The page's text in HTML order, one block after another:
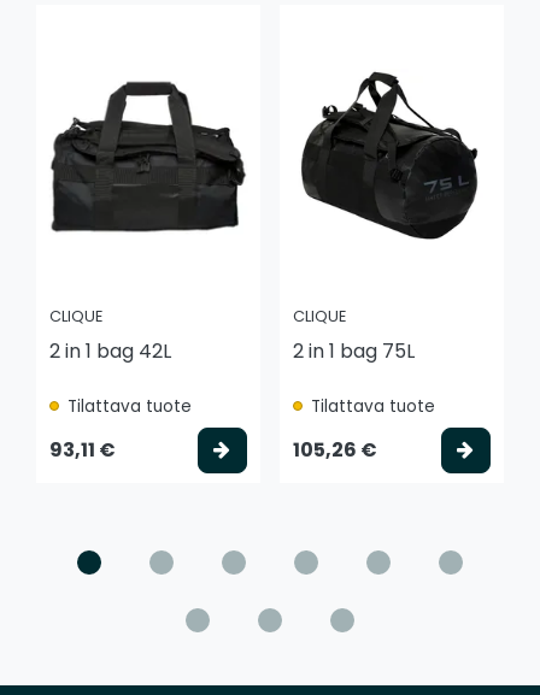
CLIQUE
2 in 1 bag 42L
Tilattava tuote
93,11 € Valitse vaihtoehto
CLIQUE
2 in 1 bag 75L
Tilattava tuote
105,26 €